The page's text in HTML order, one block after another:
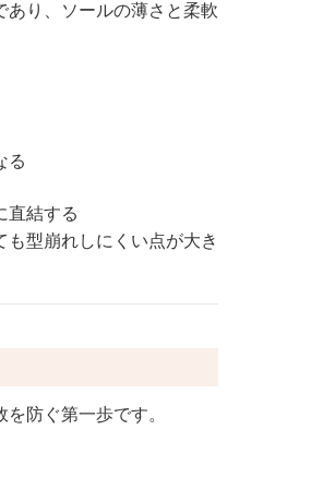
あり、ソールの薄さと柔軟
る
直結する
型崩れしにくい点が大き
防ぐ第一歩です。